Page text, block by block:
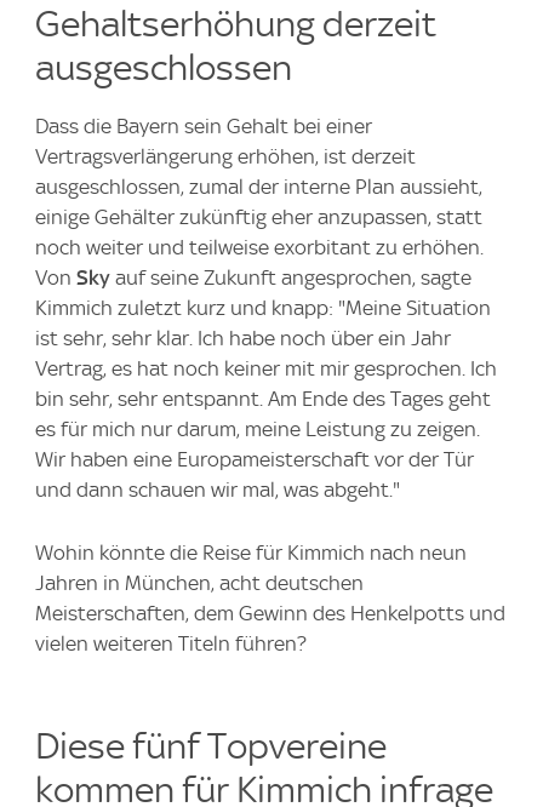
Gehaltserhöhung derzeit
ausgeschlossen
Dass die Bayern sein Gehalt bei einer
Vertragsverlängerung erhöhen, ist derzeit
ausgeschlossen, zumal der interne Plan aussieht,
einige Gehälter zukünftig eher anzupassen, statt
noch weiter und teilweise exorbitant zu erhöhen.
Von Sky auf seine Zukunft angesprochen, sagte
Kimmich zuletzt kurz und knapp: "Meine Situation
ist sehr, sehr klar. Ich habe noch über ein Jahr
Vertrag, es hat noch keiner mit mir gesprochen. Ich
bin sehr, sehr entspannt. Am Ende des Tages geht
es für mich nur darum, meine Leistung zu zeigen.
Wir haben eine Europameisterschaft vor der Tür
und dann schauen wir mal, was abgeht."
Wohin könnte die Reise für Kimmich nach neun
Jahren in München, acht deutschen
Meisterschaften, dem Gewinn des Henkelpotts und
vielen weiteren Titeln führen?
Diese fünf Topvereine
kommen für Kimmich infrage